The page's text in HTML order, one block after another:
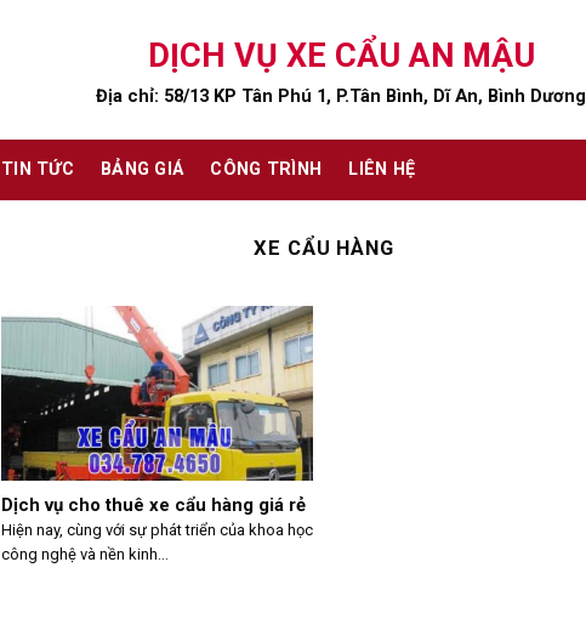
DỊCH VỤ XE CẨU AN MẬU
Địa chỉ: 58/13 KP Tân Phú 1, P.Tân Bình, Dĩ An, Bình Dương
TIN TỨC BẢNG GIÁ CÔNG TRÌNH LIÊN HỆ
XE CẨU HÀNG
Dịch vụ cho thuê xe cẩu hàng giá rẻ
Hiện nay, cùng với sự phát triển của khoa học
công nghệ và nền kinh...